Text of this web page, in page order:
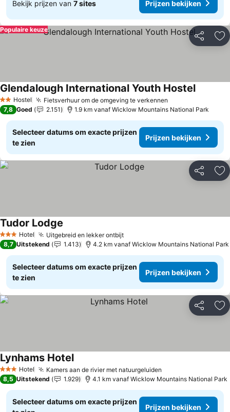
Bekijk prijzen van 7 sites Prijzen bekijken
Delen
Populaire keuze
2 Sterren
Hostel Fietsverhuur om de omgeving te verkennen
Glendalough International Youth Hostel
7,8 Goed 2.151 1.9 km vanaf Wicklow Mountains National Park
Selecteer datums om exacte prijzen
te zien
Prijzen bekijken
Delen
3 SterrenHotel Uitgebreid en lekker ontbijt
Tudor Lodge
8,7 Uitstekend 1.413 4.2 km vanaf Wicklow Mountains National Park
Selecteer datums om exacte prijzen
te zien
Prijzen bekijken
Delen
3 SterrenHotel Kamers aan de rivier met natuurgeluiden
Lynhams Hotel
8,5 Uitstekend 1.929 4.1 km vanaf Wicklow Mountains National Park
Selecteer datums om exacte prijzen
Prijzen bekijken